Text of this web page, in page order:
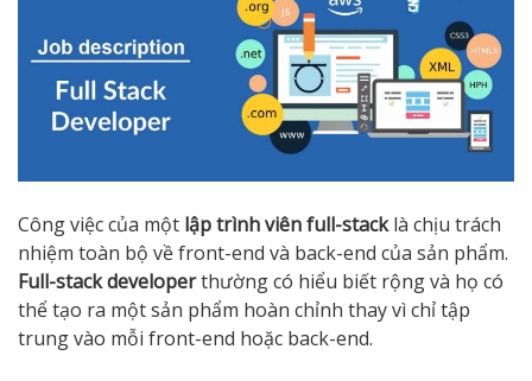
Công việc của một lập trình viên full-stacklà chịu trách
nhiệm toàn bộ về front-end và back-end của sản phẩm.
Full-stack developerthường có hiểu biết rộng và họ có
thể tạo ra một sản phẩm hoàn chỉnh thay vì chỉ tập
trung vào mỗi front-end hoặc back-end.